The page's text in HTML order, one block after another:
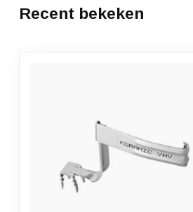
Recent bekeken